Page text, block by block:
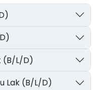
D)
(B/L/D)
du Lak (B/L/D)